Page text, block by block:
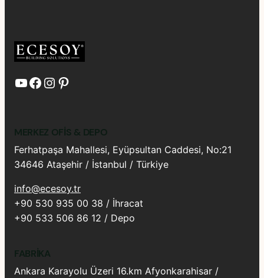
YouTube Facebook Instagram Pinterest
MERKEZ OFIS & DEPO
Ferhatpaşa Mahallesi, Eyüpsultan Caddesi, No:21
34646 Ataşehir / İstanbul / Türkiye
info@ecesoy.tr
+90 530 935 00 38 / İhracat
+90 533 506 86 12 / Depo
FABRIKA
Ankara Karayolu Üzeri 16.km Afyonkarahisar /